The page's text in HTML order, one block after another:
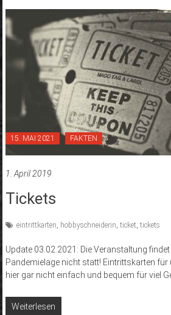
15. MAI 2021 FAKTEN
1. April 2019
Tickets
eintrittkarten hobbyschneiderin ticket tickets
Update 03.02.2021: Die Veranstaltung
Pandemielage nicht statt! Eintrittskarten
hier gar nicht einfach und bequem für viel
Weiterlesen